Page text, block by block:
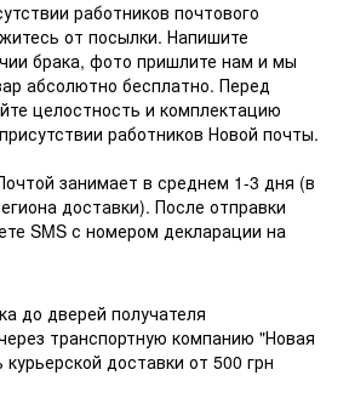
работников почтового
от посылки. Напишите
брака, фото пришлите нам и мы
абсолютно бесплатно. Перед
целостность и комплектацию
работников Новой почты.
занимает в среднем 1-3 дня (в
доставки). После отправки
SMS с номером декларации на
до дверей получателя
транспортную компанию "Новая
доставки от 500 грн